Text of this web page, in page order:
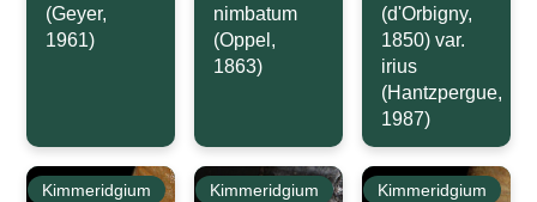
(Geyer,
1961)
nimbatum
(Oppel,
1863)
(d'Orbigny,
1850) var.
irius
(Hantzpergue,
1987)
Kimmeridgium
Kimmeridgium
Kimmeridgium